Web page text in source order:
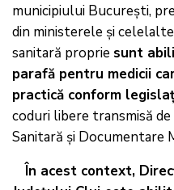
municipiului Bucureşti,
din ministerele şi
sanitară proprie sunt
parafă pentru medicii
practică conform
coduri libere transmisă
Sanitară şi Documentare
În acest context,